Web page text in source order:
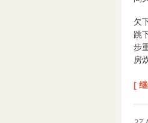
欠
跳
步
房
[